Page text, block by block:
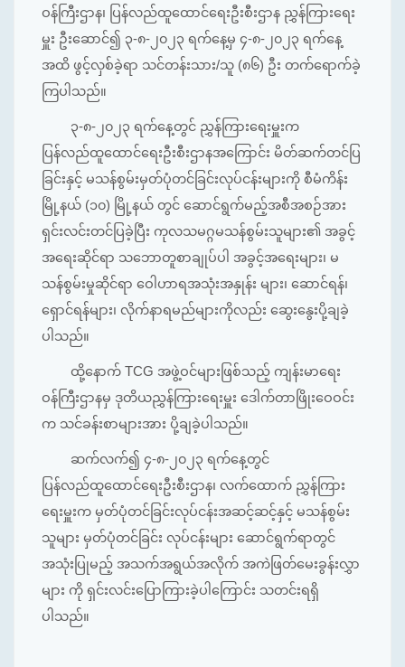
ဝန်ကြီးဌာန၊ ပြန်လည်ထူထောင်ရေးဦးစီးဌာန ညွှန်ကြားရေး
မှူး ဦးဆောင်၍ ၃-၈-၂၀၂၃ ရက်နေ့မှ ၄-၈-၂၀၂၃ ရက်နေ့
အထိ ဖွင့်လှစ်ခဲ့ရာ သင်တန်းသား/သူ (၈၆) ဦး တက်ရောက်ခဲ့
ကြပါသည်။
၃-၈-၂၀၂၃ ရက်နေ့တွင် ညွှန်ကြားရေးမှူးက
ပြန်လည်ထူထောင်ရေးဦးစီးဌာနအကြောင်း မိတ်ဆက်တင်ပြ
ခြင်းနှင့် မသန်စွမ်းမှတ်ပုံတင်ခြင်းလုပ်ငန်းများကို စီမံကိန်း
မြို့နယ် (၁၀) မြို့နယ် တွင် ဆောင်ရွက်မည့်အစီအစဉ်အား
ရှင်းလင်းတင်ပြခဲ့ပြီး ကုလသမဂ္ဂမသန်စွမ်းသူများ၏ အခွင့်
အရေးဆိုင်ရာ သဘောတူစာချုပ်ပါ အခွင့်အရေးများ၊ မ
သန်စွမ်းမှုဆိုင်ရာ ဝေါဟာရအသုံးအနှုန်း များ၊ ဆောင်ရန်၊
ရှောင်ရန်များ၊ လိုက်နာရမည်များကိုလည်း ဆွေးနွေးပို့ချခဲ့
ပါသည်။
ထို့နောက် TCG အဖွဲ့ဝင်များဖြစ်သည့် ကျန်းမာရေး
ဝန်ကြီးဌာနမှ ဒုတိယညွှန်ကြားရေးမှူး ဒေါက်တာဖြိုးဝေဝင်း
က သင်ခန်းစာများအား ပို့ချခဲ့ပါသည်။
ဆက်လက်၍ ၄-၈-၂၀၂၃ ရက်နေ့တွင်
ပြန်လည်ထူထောင်ရေးဦးစီးဌာန၊ လက်ထောက် ညွှန်ကြား
ရေးမှူးက မှတ်ပုံတင်ခြင်းလုပ်ငန်းအဆင့်ဆင့်နှင့် မသန်စွမ်း
သူများ မှတ်ပုံတင်ခြင်း လုပ်ငန်းများ ဆောင်ရွက်ရာတွင်
အသုံးပြုမည့် အသက်အရွယ်အလိုက် အကဲဖြတ်မေးခွန်းလွှာ
များ ကို ရှင်းလင်းပြောကြားခဲ့ပါကြောင်း သတင်းရရှိ
ပါသည်။